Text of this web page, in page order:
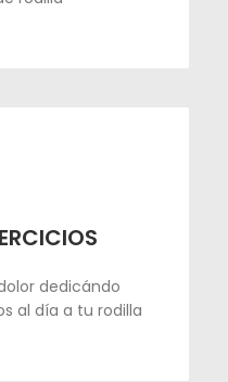
dedicándo
al día a tu rodilla